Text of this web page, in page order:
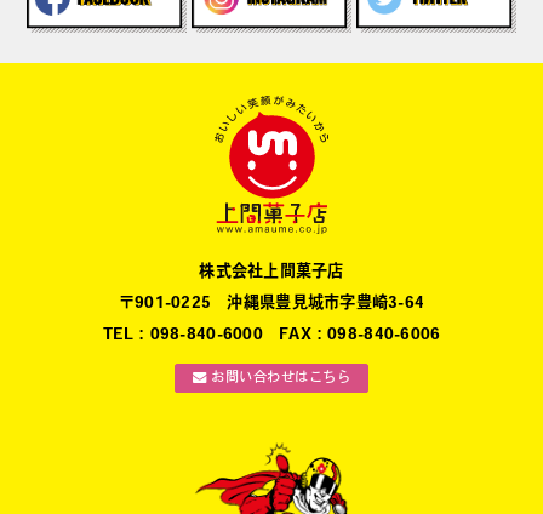
株式会社上間菓子店
〒901-0225 沖縄県豊見城市字豊崎3-64
TEL：098-840-6000 FAX：098-840-6006
お問い合わせはこちら